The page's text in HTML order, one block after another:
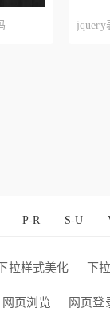
P-R S-U
下拉样式美化 下
网页浏览 网页登